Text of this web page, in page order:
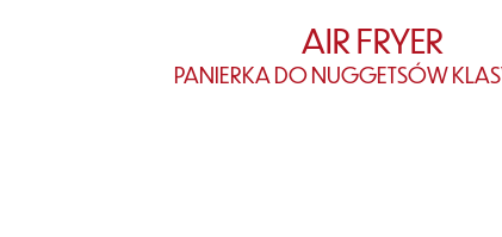
AIR FRYER
PANIERKA DO NUGGETSÓW